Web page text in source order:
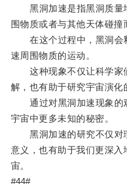
黑洞加速是指黑洞质量
围物质或者与其他天体碰撞
在这个过程中，黑洞会
速周围物质的运动。
这种现象不仅让科学家
解，也有助于研究宇宙演化
通过对黑洞加速现象的
宇宙中更多未知的秘密。
黑洞加速的研究不仅对
意义，也有助于我们更深
宙。
#44#